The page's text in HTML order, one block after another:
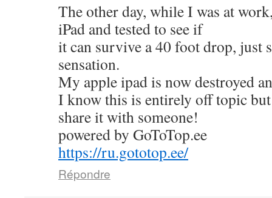
The other day, while I was at
iPad and tested to see if
it can survive a 40 foot drop, just
sensation.
My apple ipad is now destroyed
I know this is entirely off topic
share it with someone!
powered by GoToTop.ee
https://ru.gototop.ee/
Répondre